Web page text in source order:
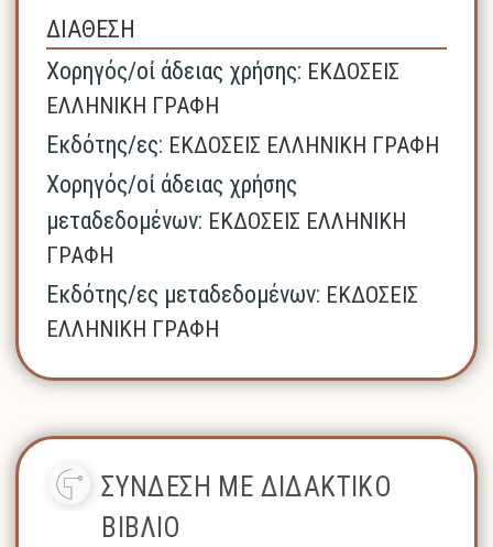
ΔΙΑΘΕΣΗ
Χορηγός/οί άδειας χρήσης: ΕΚΔΟΣΕΙΣ
ΕΛΛΗΝΙΚΗ ΓΡΑΦΗ
Εκδότης/ες: ΕΚΔΟΣΕΙΣ ΕΛΛΗΝΙΚΗ ΓΡΑΦΗ
Χορηγός/οί άδειας χρήσης
μεταδεδομένων: ΕΚΔΟΣΕΙΣ ΕΛΛΗΝΙΚΗ
ΓΡΑΦΗ
Εκδότης/ες μεταδεδομένων: ΕΚΔΟΣΕΙΣ
ΕΛΛΗΝΙΚΗ ΓΡΑΦΗ
ΣΥΝΔΕΣΗ ΜΕ ΔΙΔΑΚΤΙΚΟ
ΒΙΒΛΙΟ